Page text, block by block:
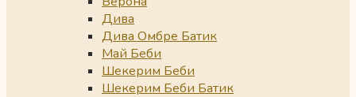
Дива
Дива Омбре Батик
Май Беби
Шекерим Беби
Шекерим Беби Батик